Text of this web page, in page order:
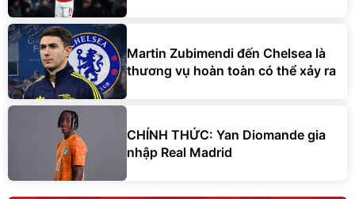
Martin Zubimendi đến Chelsea là
thương vụ hoàn toàn có thể xảy ra
CHÍNH THỨC: Yan Diomande gia
nhập Real Madrid